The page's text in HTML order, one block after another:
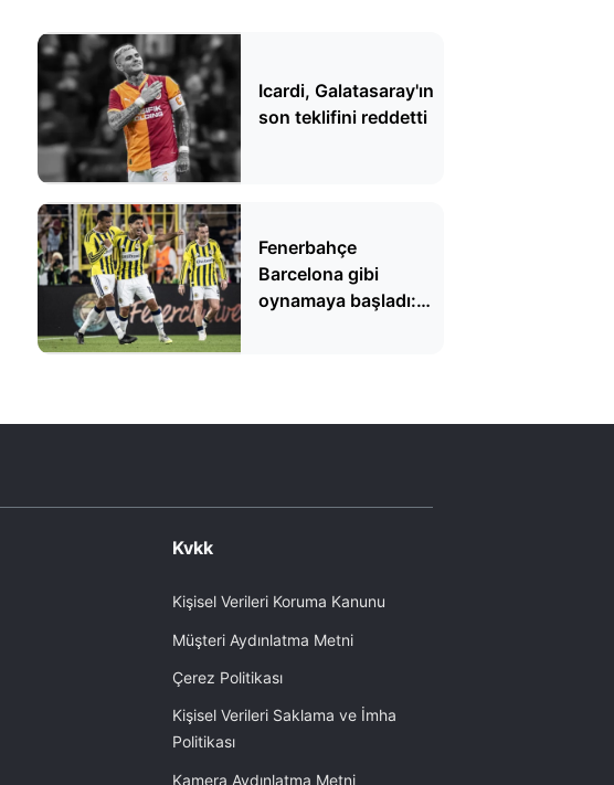
Icardi, Galatasaray'ın
son teklifini reddetti
Fenerbahçe
Barcelona gibi
oynamaya başladı:
Kvkk
Kişisel Verileri Koruma Kanunu
Müşteri Aydınlatma Metni
Çerez Politikası
Kişisel Verileri Saklama ve İmha
Politikası
Kamera Aydınlatma Metni